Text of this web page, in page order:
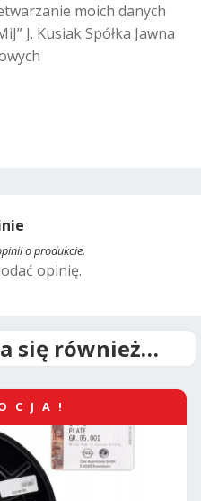
moich danych
J. Kusiak Spółka Jawna
o produkcie.
opinię.
się również…